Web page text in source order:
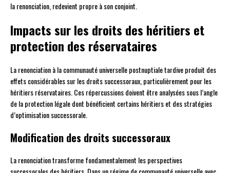
la renonciation, redevient propre à son conjoint.
Impacts sur les droits des héritiers et
protection des réservataires
La renonciation à la communauté universelle postnuptiale tardive produit des
effets considérables sur les droits successoraux, particulièrement pour les
héritiers réservataires. Ces répercussions doivent être analysées sous l’angle
de la protection légale dont bénéficient certains héritiers et des stratégies
d’optimisation successorale.
Modification des droits successoraux
La renonciation transforme fondamentalement les perspectives